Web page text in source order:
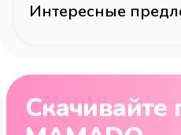
Интересные